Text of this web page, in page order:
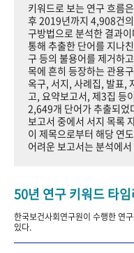
기록물 아카이브
사진 아카이브 문서 기
+1주년 기념
성과 50선 숫자로 보는
세계와 함께 한 KIHASA
VR 역사관
키워드로 보는 연구 흐름
후 2019년까지 4,908건
구방법으로 분석한 결과
통해 추출한 단어를 지나
구 등의 불용어를 제거하
목에 흔히 등장하는 관용
옥구, 서지, 사례집, 발표,
고, 요약보고서, 제3집 등
2,649개 단어가 추출되
보고서 중에서 서지 목록
이 제목으로부터 해당 연
어려운 보고서는 분석에
50년 연구 키워드 타
한국보건사회연구원이 수행한 연
있다.